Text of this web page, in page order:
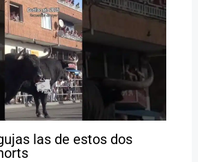
las de estos dos